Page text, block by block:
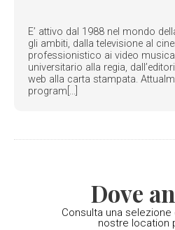
E’ attivo dal 1988 nel mondo
gli ambiti, dalla televisione al
professionistico ai video
universitario alla regia,
web alla carta stampata.
program[...]
Dove
Consulta una
nostre location